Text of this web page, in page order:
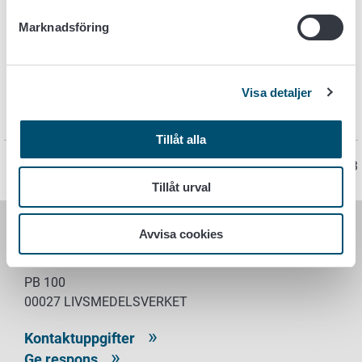
Marknadsföring
Visa detaljer
Tillåt alla
Tillåt urval
Avvisa cookies
Tills vidare kan man se uppgifterna med hjälp av ett
är nödvändigt att offentliggöra uppgifterna för
allmänheten.
Sidan har senast uppdaterats 16.3.2023
PB 100
00027 LIVSMEDELSVERKET
Kontaktuppgifter